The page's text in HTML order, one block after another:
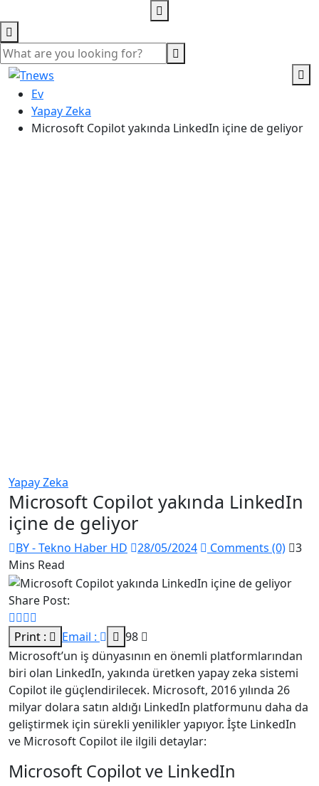
Ev
Yapay Zeka
Microsoft Copilot yakında LinkedIn içine de geliyor
Yapay Zeka
Microsoft Copilot yakında LinkedIn
içine de geliyor
BY - Tekno Haber HD 28/05/2024 Comments (0)
3
Mins Read
Share Post:
Print : Email :
98
Microsoft’un iş dünyasının en önemli platformlarından
biri olan LinkedIn, yakında üretken yapay zeka sistemi
Copilot ile güçlendirilecek. Microsoft, 2016 yılında 26
milyar dolara satın aldığı LinkedIn platformunu daha da
geliştirmek için sürekli yenilikler yapıyor. İşte LinkedIn
ve Microsoft Copilot ile ilgili detaylar:
Microsoft Copilot ve LinkedIn